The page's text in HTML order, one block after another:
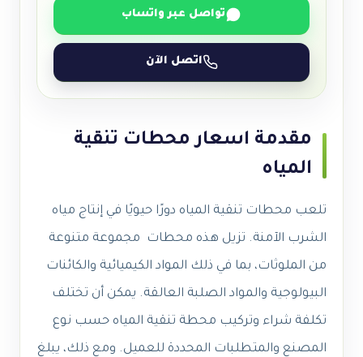
تواصل عبر واتساب
اتصل الآن
مقدمة اسعار محطات تنقية
المياه
تلعب محطات تنقية المياه دورًا حيويًا في إنتاج مياه
الشرب الآمنة. تزيل هذه محطات مجموعة متنوعة
من الملوثات، بما في ذلك المواد الكيميائية والكائنات
البيولوجية والمواد الصلبة العالقة. يمكن أن تختلف
تكلفة شراء وتركيب محطة تنقية المياه حسب نوع
المصنع والمتطلبات المحددة للعميل. ومع ذلك، يبلغ